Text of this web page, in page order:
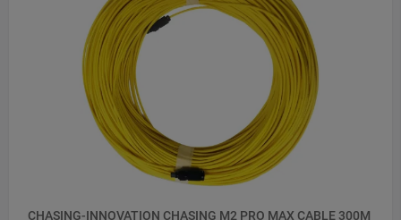
CHASING-INNOVATION CHASING M2 PRO MAX CABLE 300M